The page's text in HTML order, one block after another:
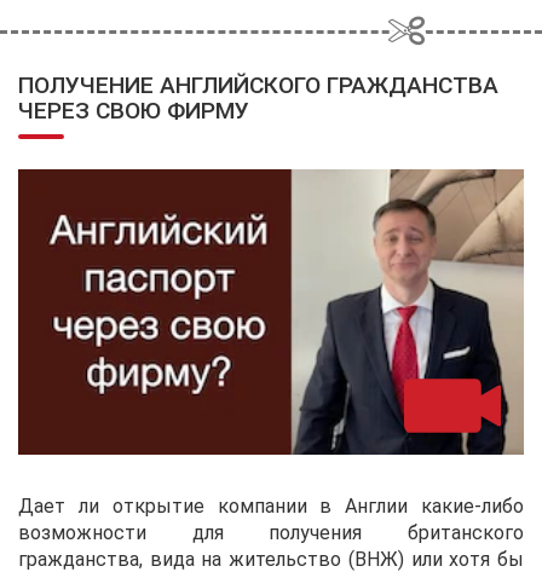
ПОЛУЧЕНИЕ АНГЛИЙСКОГО ГРАЖДАНСТВА
ЧЕРЕЗ СВОЮ ФИРМУ
Дает ли открытие компании в Англии какие-либо
возможности для получения британского
гражданства, вида на жительство (ВНЖ) или хотя бы